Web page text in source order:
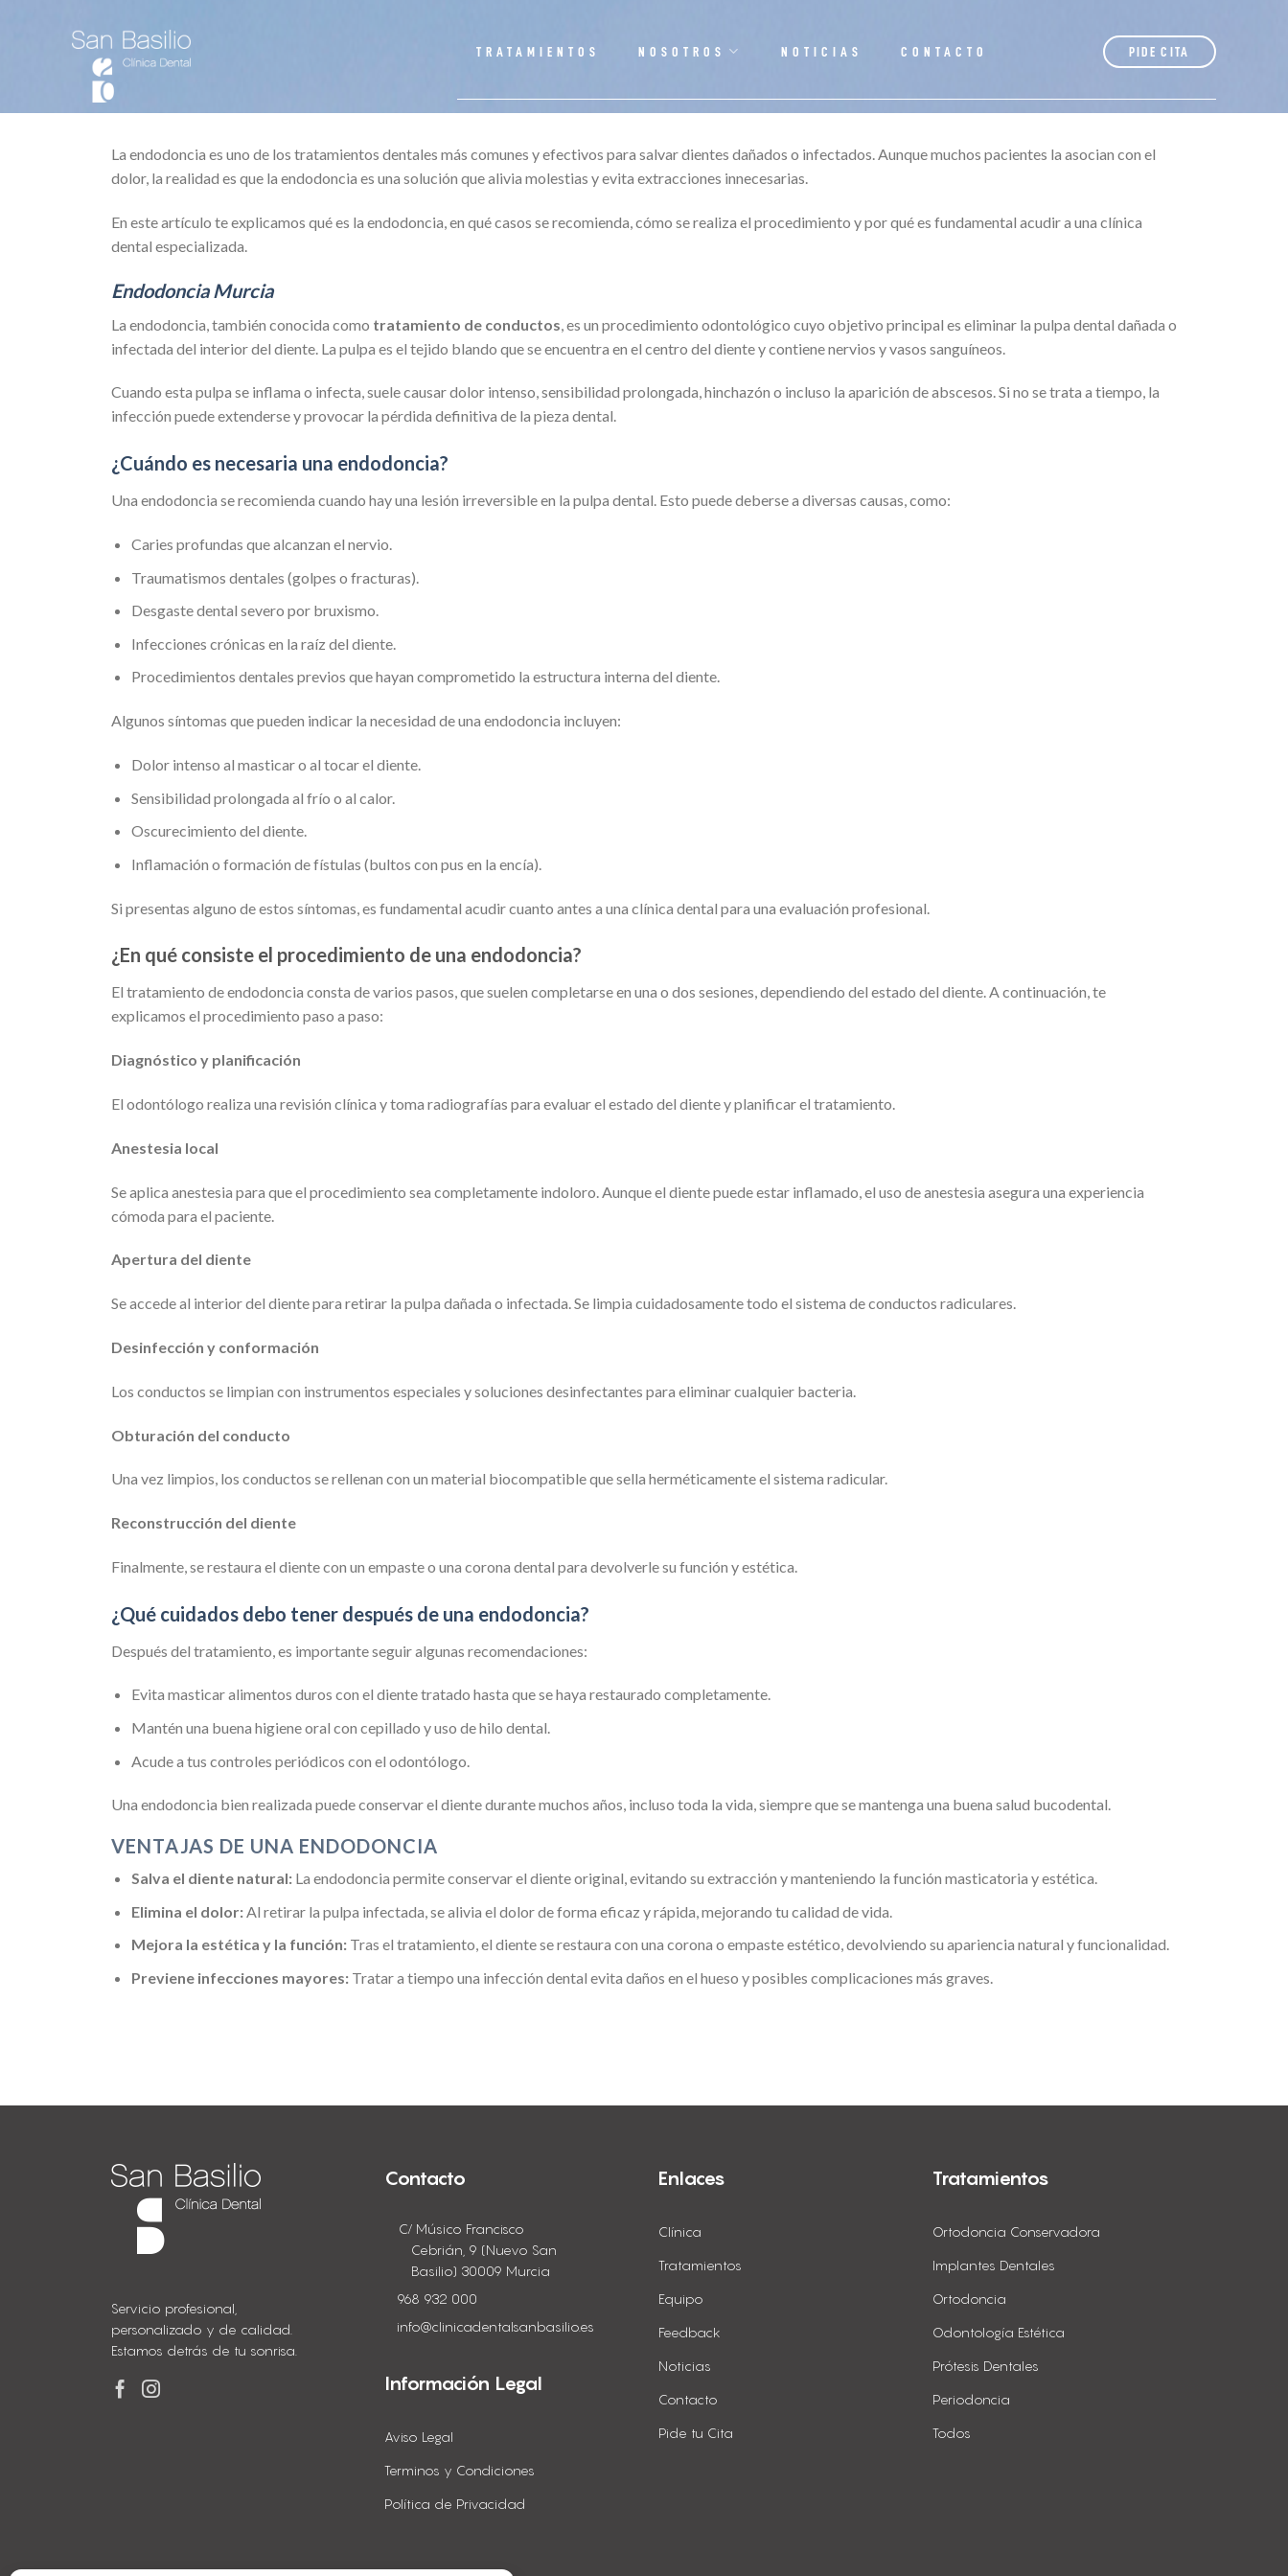
TRATAMIENTOS NOSOTROS NOTICIAS CONTACTO PIDE CITA
La endodoncia es uno de los tratamientos dentales más comunes y efectivos para salvar dientes dañados o infectados. Aunque muchos pacientes la asocian con el
dolor, la realidad es que la endodoncia es una solución que alivia molestias y evita extracciones innecesarias.
En este artículo te explicamos qué es la endodoncia, en qué casos se recomienda, cómo se realiza el procedimiento y por qué es fundamental acudir a una clínica
dental especializada.
Endodoncia Murcia
La endodoncia, también conocida como tratamiento de conductos , es un procedimiento odontológico cuyo objetivo principal es eliminar la pulpa dental dañada o
infectada del interior del diente. La pulpa es el tejido blando que se encuentra en el centro del diente y contiene nervios y vasos sanguíneos.
Cuando esta pulpa se inflama o infecta, suele causar dolor intenso, sensibilidad prolongada, hinchazón o incluso la aparición de abscesos. Si no se trata a tiempo, la
infección puede extenderse y provocar la pérdida definitiva de la pieza dental.
¿Cuándo es necesaria una endodoncia?
Una endodoncia se recomienda cuando hay una lesión irreversible en la pulpa dental. Esto puede deberse a diversas causas, como:
Caries profundas que alcanzan el nervio.
Traumatismos dentales (golpes o fracturas).
Desgaste dental severo por bruxismo.
Infecciones crónicas en la raíz del diente.
Procedimientos dentales previos que hayan comprometido la estructura interna del diente.
Algunos síntomas que pueden indicar la necesidad de una endodoncia incluyen:
Dolor intenso al masticar o al tocar el diente.
Sensibilidad prolongada al frío o al calor.
Oscurecimiento del diente.
Inflamación o formación de fístulas (bultos con pus en la encía).
Si presentas alguno de estos síntomas, es fundamental acudir cuanto antes a una clínica dental para una evaluación profesional.
¿En qué consiste el procedimiento de una endodoncia?
El tratamiento de endodoncia consta de varios pasos, que suelen completarse en una o dos sesiones, dependiendo del estado del diente. A continuación, te
explicamos el procedimiento paso a paso:
Diagnóstico y planificación
El odontólogo realiza una revisión clínica y toma radiografías para evaluar el estado del diente y planificar el tratamiento.
Anestesia local
Se aplica anestesia para que el procedimiento sea completamente indoloro. Aunque el diente puede estar inflamado, el uso de anestesia asegura una experiencia
cómoda para el paciente.
Apertura del diente
Se accede al interior del diente para retirar la pulpa dañada o infectada. Se limpia cuidadosamente todo el sistema de conductos radiculares.
Desinfección y conformación
Los conductos se limpian con instrumentos especiales y soluciones desinfectantes para eliminar cualquier bacteria.
Obturación del conducto
Una vez limpios, los conductos se rellenan con un material biocompatible que sella herméticamente el sistema radicular.
Reconstrucción del diente
Finalmente, se restaura el diente con un empaste o una corona dental para devolverle su función y estética.
¿Qué cuidados debo tener después de una endodoncia?
Después del tratamiento, es importante seguir algunas recomendaciones:
Evita masticar alimentos duros con el diente tratado hasta que se haya restaurado completamente.
Mantén una buena higiene oral con cepillado y uso de hilo dental.
Acude a tus controles periódicos con el odontólogo.
Una endodoncia bien realizada puede conservar el diente durante muchos años, incluso toda la vida, siempre que se mantenga una buena salud bucodental.
VENTAJAS DE UNA ENDODONCIA
Salva el diente natural: La endodoncia permite conservar el diente original, evitando su extracción y manteniendo la función masticatoria y estética.
Elimina el dolor:Al retirar la pulpa infectada, se alivia el dolor de forma eficaz y rápida, mejorando tu calidad de vida.
Mejora la estética y la función:Tras el tratamiento, el diente se restaura con una corona o empaste estético, devolviendo su apariencia natural y funcionalidad.
Previene infecciones mayores: Tratar a tiempo una infección dental evita daños en el hueso y posibles complicaciones más graves.
Servicio profesional,
personalizado y de calidad.
Estamos detrás de tu sonrisa.
Contacto
C/ Músico Francisco
Cebrián, 9 (Nuevo San
Basilio) 30009 Murcia
968 932 000
info@clinicadentalsanbasilio.es
Información Legal
Aviso Legal
Terminos y Condiciones
Política de Privacidad
Enlaces
Clínica
Tratamientos
Equipo
Feedback
Noticias
Contacto
Pide tu Cita
Tratamientos
Ortodoncia Conservadora
Implantes Dentales
Ortodoncia
Odontología Estética
Prótesis Dentales
Periodoncia
Todos